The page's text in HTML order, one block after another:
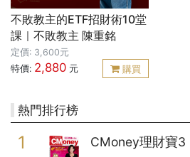
不敗教主的ETF招財術10堂
課｜不敗教主 陳重銘
定價: 3,600元
特價: 2,880 元 購買
熱門排行榜
CMoney理財寶3